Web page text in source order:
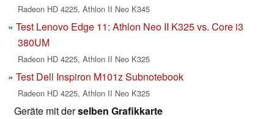
Radeon HD 4225, Athlon II Neo K345
Test Lenovo Edge 11: Athlon Neo II K325 vs. Core i3
380UM
Radeon HD 4225, Athlon II Neo K325
Test Dell Inspiron M101z Subnotebook
Radeon HD 4225, Athlon II Neo K325
Geräte mit derselben Grafikkarte